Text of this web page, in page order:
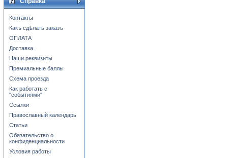
Контакты
Какъ сдѣлать заказъ
ОПЛАТА
Доставка
Наши реквизиты
Премиальные баллы
Схема проезда
Как работать с
"событиями"
Ссылки
Православный календарь
Статьи
Обязательство о
конфиденциальности
Условия работы